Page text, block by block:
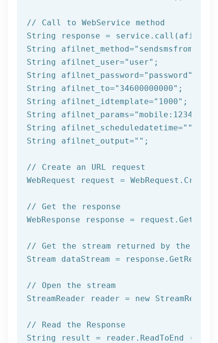
// Call to WebService method
String response =
String afilnet_method=
String afilnet_user="user" ;
String afilnet_password="password"
String afilnet_to="34600000000" ;
String afilnet_idtemplate="1000" ;
String afilnet_params=
String afilnet_scheduledatetime=""
String afilnet_output="" ;
// Create an URL request
WebRequest request = WebRequest.Create(
// Get the response
WebResponse response =
// Get the stream returned by the
Stream dataStream =
// Open the stream
StreamReader reader = new
// Read the Response
String result = reader.ReadToEnd ();